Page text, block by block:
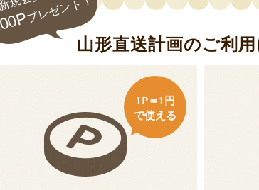
プレゼント！
山形直送計画のご利用
1P＝1円
で使える